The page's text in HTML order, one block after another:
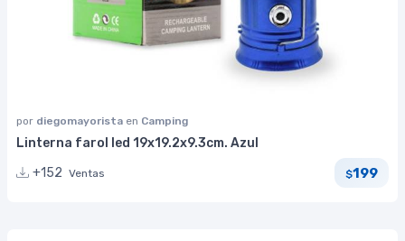
por diegomayorista en Camping
Linterna farol led 19x19.2x9.3cm. Azul
+152 Ventas $199